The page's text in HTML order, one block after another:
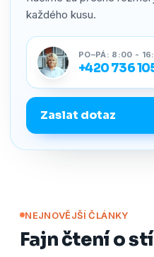
každého kusu.
PO–PÁ: 8:00 -
+420 736
Zaslat dotaz
NEJNOVĚJŠÍ ČLÁNKY
Fajn čtení o